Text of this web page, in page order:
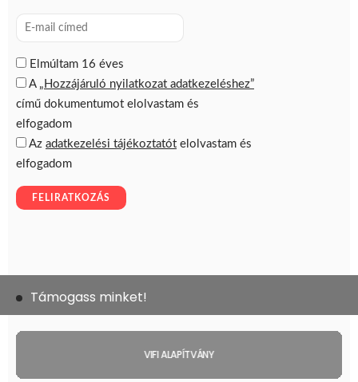
Támogass minket!
VIFI ALAPÍTVÁNY